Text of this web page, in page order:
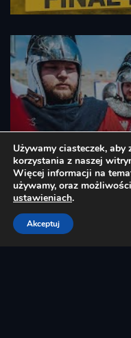
05 June 2021
Używamy ciasteczek,
korzystania z naszej
Więcej informacji na
używamy, oraz
ustawieniach.
Akceptuj